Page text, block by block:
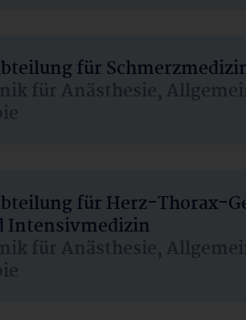
für
für Anästhesie,
für Herz-Thorax-
Intensivmedizin
für Anästhesie,